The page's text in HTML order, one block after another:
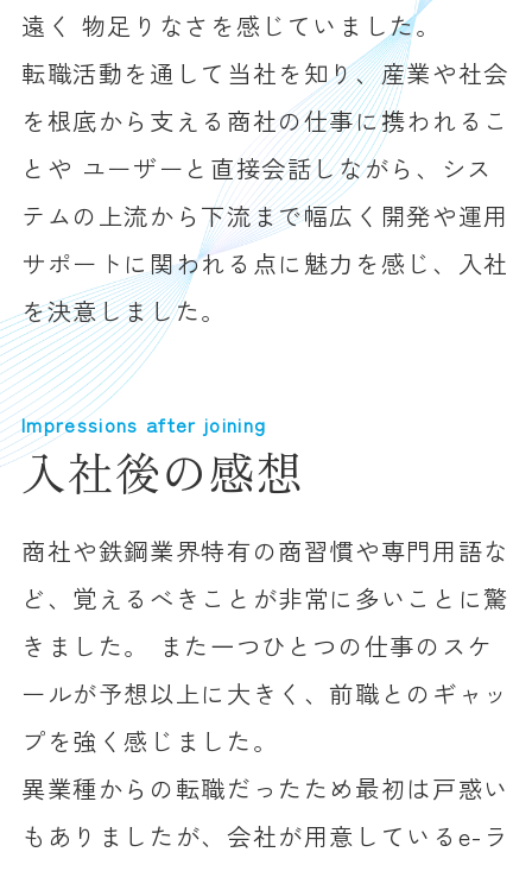
遠く 物足りなさを感じていました。
転職活動を通して当社を知り、産業や社会
を根底から支える商社の仕事に携われるこ
とや ユーザーと直接会話しながら、シス
テムの上流から下流まで幅広く開発や運用
サポートに関われる点に魅力を感じ、入社
を決意しました。
Impressions after joining
入社後の感想
商社や鉄鋼業界特有の商習慣や専門用語な
ど、覚えるべきことが非常に多いことに驚
きました。 また一つひとつの仕事のスケ
ールが予想以上に大きく、前職とのギャッ
プを強く感じました。
異業種からの転職だったため最初は戸惑い
もありましたが、会社が用意しているe-ラ